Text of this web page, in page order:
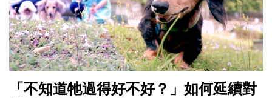
「不知道牠過得好不好？」如何延續對